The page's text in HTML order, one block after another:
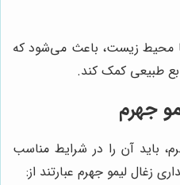
با محیط زیست، باعث می‌شود که
طبیعی کمک کند.
جهرم
باید آن را در شرایط مناسب
زغال لیمو جهرم عبارتند از: